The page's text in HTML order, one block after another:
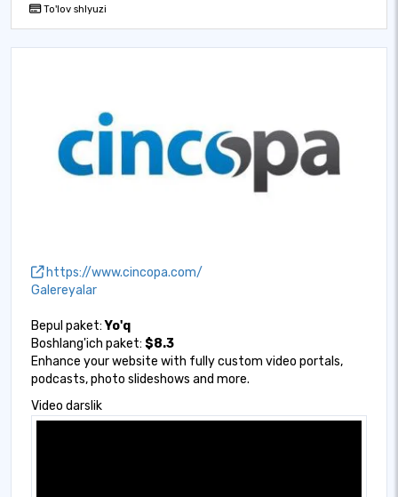
To'lov shlyuzi
https://www.cincopa.com/
Galereyalar
Bepul paket:Yo'q
Boshlang'ich paket: $8.3
Enhance your website with fully custom video portals,
podcasts, photo slideshows and more.
Video darslik